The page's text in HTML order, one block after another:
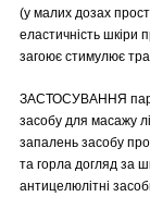
(у малих дозах
еластичність шкіри
загоює стимулює
ЗАСТОСУВАННЯ
засобу для масажу
запалень засобу
та горла догляд за
антицелюлітні